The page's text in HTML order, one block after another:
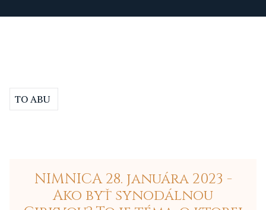
TO ABU
NIMNICA 28. januára 2023 -
Ako byť synodálnou